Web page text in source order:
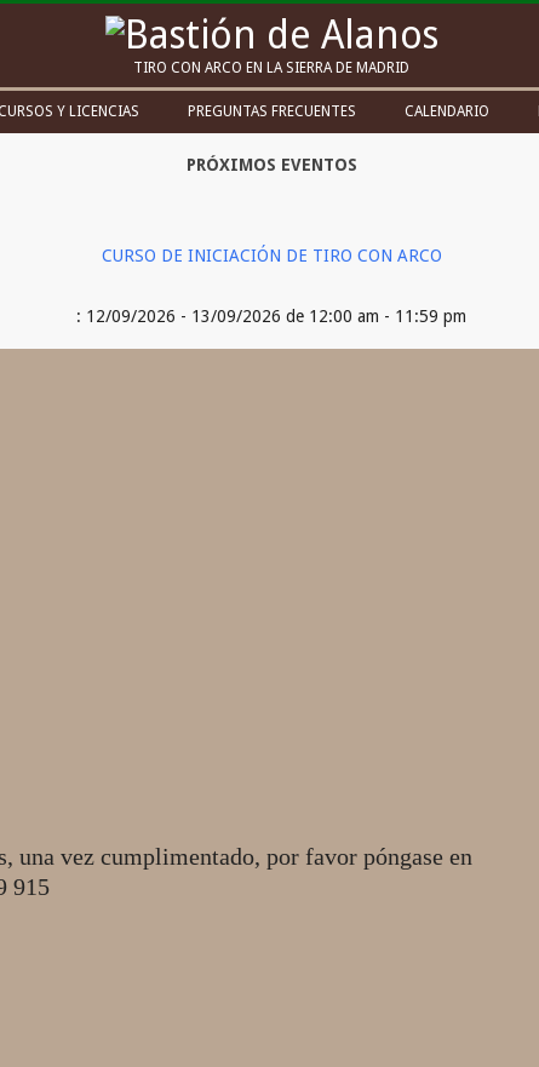
Bastión
de
Alanos
TIRO CON ARCO EN LA SIERRA DE MADRID
Y LICENCIAS PREGUNTAS FRECUENTES CALENDARIO
PRÓXIMOS EVENTOS
CURSO DE INICIACIÓN DE TIRO CON ARCO
: 12/09/2026 - 13/09/2026 de 12:00 am - 11:59 pm
una vez cumplimentado, por favor póngase en
915